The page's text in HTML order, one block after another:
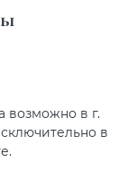
возможно в г.
в